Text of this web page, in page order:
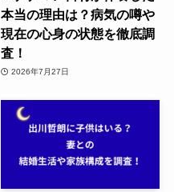
本当の理由は？病気の噂や
現在の心身の状態を徹底調
査！
2026年7月27日